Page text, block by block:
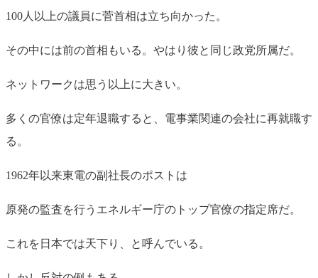
100人以上の議員に菅首相は立ち向かった。
その中には前の首相もいる。やはり彼と同じ政党所属だ。
ネットワークは思う以上に大きい。
多くの官僚は定年退職すると、電事業関連の会社に再就職す
る。
1962年以来東電の副社長のポストは
原発の監査を行うエネルギー庁のトップ官僚の指定席だ。
これを日本では天下り、と呼んでいる。